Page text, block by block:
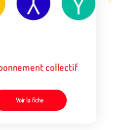
collectif
Voir la fiche